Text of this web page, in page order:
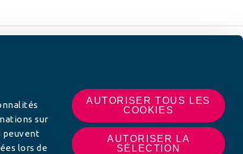
sur
peuvent
lors de
AUTORISER TOUS LES
COOKIES
AUTORISER LA
SÉLECTION